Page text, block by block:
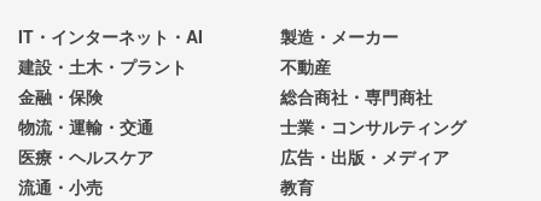
IT・インターネット・AI
製造・メーカー
建設・土木・プラント
不動産
金融・保険
総合商社・専門商社
物流・運輸・交通
士業・コンサルティング
医療・ヘルスケア
広告・出版・メディア
流通・小売
教育